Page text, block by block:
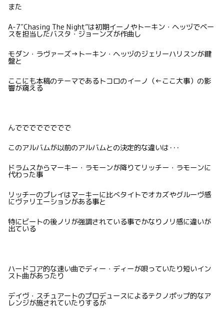
また
A-7″Chasing The Night”は初期イーノやトーキン・ヘッヅでベー
スを担当したバスタ・ジョーンズが作曲し
モダン・ラヴァーズ→トーキン・ヘッヅのジェリーハリスンが鍵
盤と
ここにも本稿のテーマであるトコロのイーノ（←ここ大事）の影
響が窺える
んでででででででで
このアルバムが以前のアルバムとの決定的な違いは･･･
ドラムスからマーキー・ラモーンが降りてリッチー・ラモーンに
代わった事
リッチーのプレイはマーキーに比べタイトでオカズやグルーヴ感
にヴァリエーションがある事と
特にビートの後ノリが強調されている事でかなりノリ感に違いが
出ている
ハードコア的な速い曲でディー・ディーが唄っていたり短いイン
スト曲があったり
デイヴ・スチュアートのプロデュースによるテクノポップ的なア
レンジが施されていたりするが